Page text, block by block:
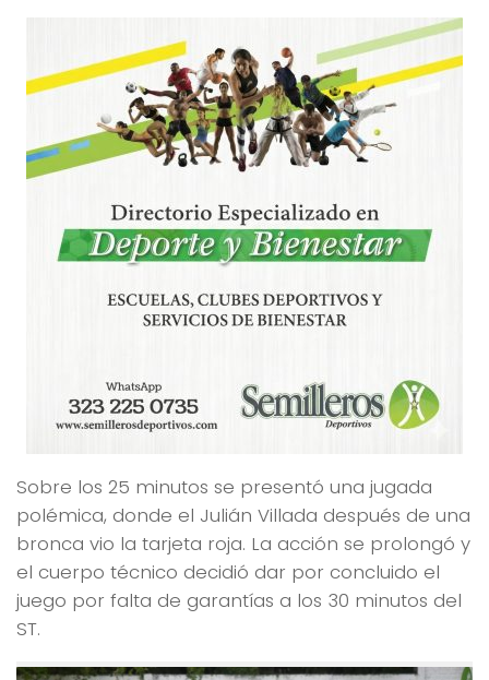
Sobre los 25 minutos se presentó una jugada
polémica, donde el Julián Villada después de una
bronca vio la tarjeta roja. La acción se prolongó y
el cuerpo técnico decidió dar por concluido el
juego por falta de garantías a los 30 minutos del
ST.